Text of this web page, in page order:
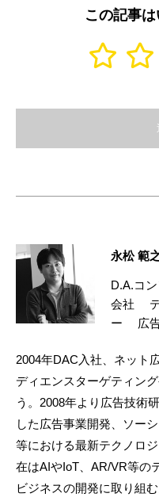
この記事
永松 範
D.A.コ
会社 テ
ー 広告
2004年DAC入社、ネット
ディエンスターゲティン
う。2008年より広告技術
した広告事業開発、ソー
等における最新テクノロ
在はAIやIoT、AR/VR等の
ビジネスの開発に取り組